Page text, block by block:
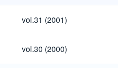
vol.31
(2001)
vol.31 (2001)
vol.30
(2000)
vol.30 (2000)